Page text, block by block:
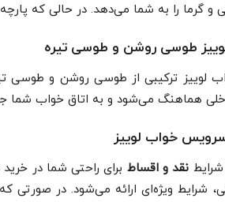
گرما را به شما می‌دهد. در حالی که
طوسی روشن و طوسی تیره
ترکیبی از طوسی روشن و طوسی
هماهنگ می‌شود و به اتاق خواب
خواب لوییز
نقد و اقساط برای راحتی شما در
شرایط ویژه‌ای ارائه می‌شود. در صورتی